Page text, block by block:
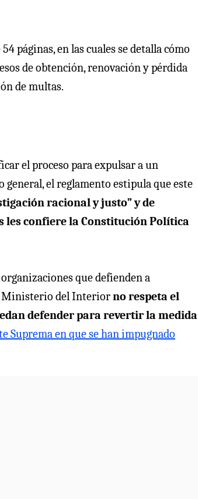
54 páginas, en las cuales se detalla cómo
de obtención, renovación y pérdida
de multas.
el proceso para expulsar a un
general, el reglamento estipula que este
racional y justo” y de
les confiere la Constitución Política
que defienden a
Ministerio del Interiorno respeta el
defender para revertir la medida
Suprema en que se han impugnado